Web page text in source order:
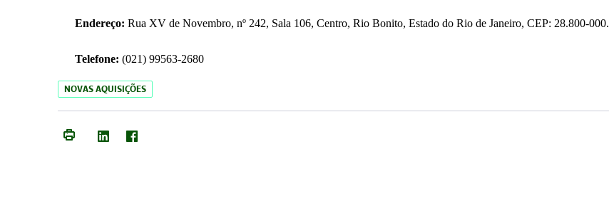
Endereço: Rua XV de Novembro, nº 242, Sala 106, Centro, Rio Bonito, Estado do Rio de Janeiro, CEP: 28.800-000.
Telefone: (021) 99563-2680
NOVAS AQUISIÇÕES